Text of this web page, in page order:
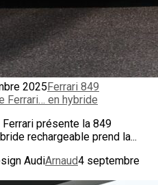
2025Ferrari 849
Ferrari… en hybride
présente la 849
rechargeable prend la...
AudiArnaud4 septembre